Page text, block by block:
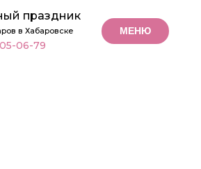
МЕНЮ
праздник
в Хабаровске
06-79